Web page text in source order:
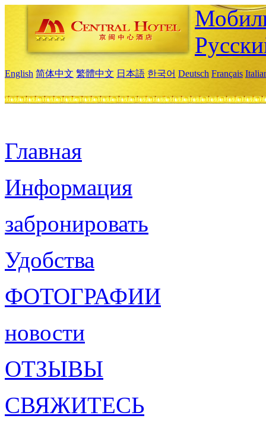
English 简体中文 繁體中文 日本語 한국어 Deutsch Français
Главная
Информация
забронировать
Удобства
ФОТОГРАФИИ
новости
ОТЗЫВЫ
СВЯЖИТЕСЬ